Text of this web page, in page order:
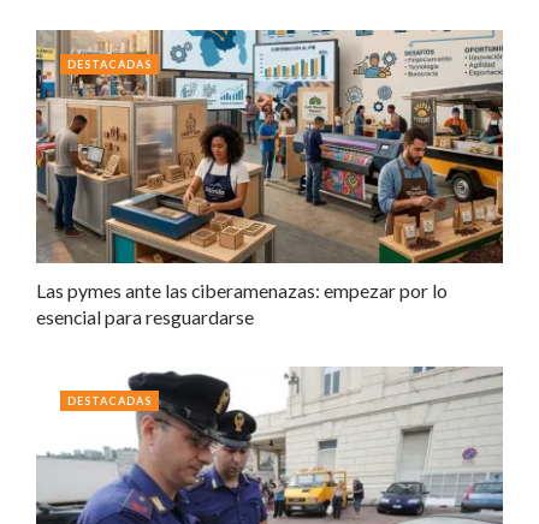
Las pymes ante las ciberamenazas: empezar por lo
esencial para resguardarse
DESTACADAS
DESTACADAS